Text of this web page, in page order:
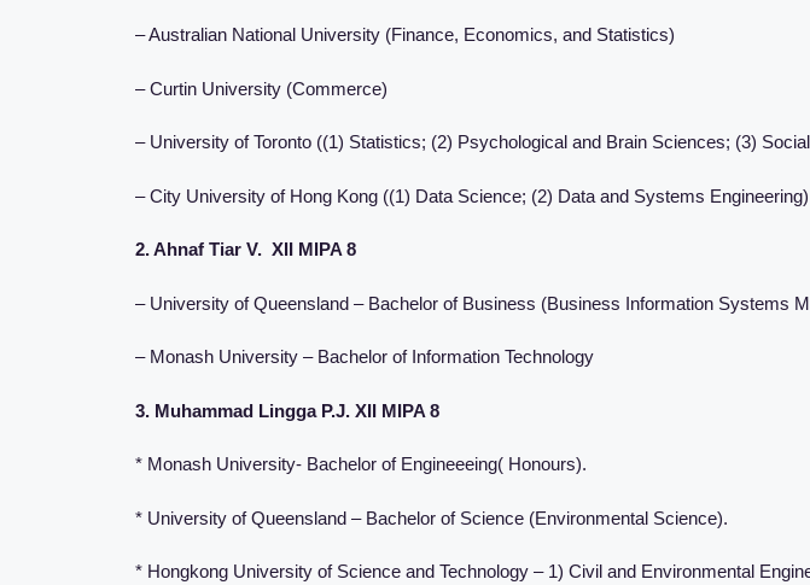
– Australian National University (Finance, Economics, and Statistics)
– Curtin University (Commerce)
– University of Toronto ((1) Statistics; (2) Psychological and Brain Sciences; (3)
– City University of Hong Kong ((1) Data Science; (2) Data and Systems Engineering)
2. Ahnaf Tiar V. XII MIPA 8
– University of Queensland – Bachelor of Business (Business Information Systems
– Monash University – Bachelor of Information Technology
3. Muhammad Lingga P.J. XII MIPA 8
* Monash University- Bachelor of Engineeeing( Honours).
* University of Queensland – Bachelor of Science (Environmental Science).
* ⁠Hongkong University of Science and Technology – 1) Civil and Environmental